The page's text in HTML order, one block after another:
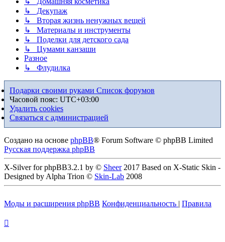
↳ Декупаж
↳ Вторая жизнь ненужных вещей
↳ Материалы и инструменты
↳ Поделки для детского сада
↳ Цумами канзаши
Разное
↳ Флудилка
Подарки своими руками Список форумов
Часовой пояс: UTC+03:00
Удалить cookies
Связаться с администрацией
Создано на основе phpBB® Forum Software © phpBB Limited
Русская поддержка phpBB
X-Silver for phpBB3.2.1 by © Sheer2017 Based on X-Static Skin -
Designed by Alpha Trion © Skin-Lab 2008
Моды и расширения phpBB Конфиденциальность | Правила